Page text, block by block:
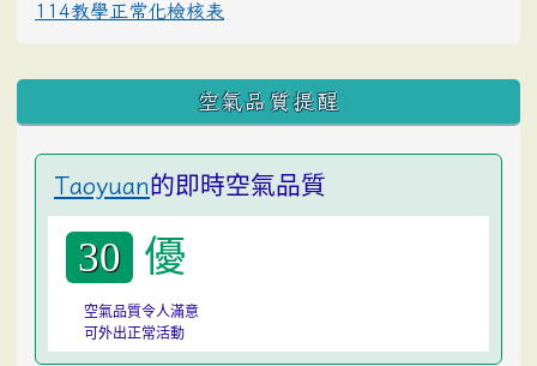
114教學正常化檢核表
空氣品質提醒
Taoyuan的即時空氣品質
30 優
空氣品質令人滿意
可外出正常活動